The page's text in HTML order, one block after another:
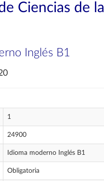
Ciencias de la
Inglés B1
1
24900
Idioma moderno Inglés B1
Obligatoria